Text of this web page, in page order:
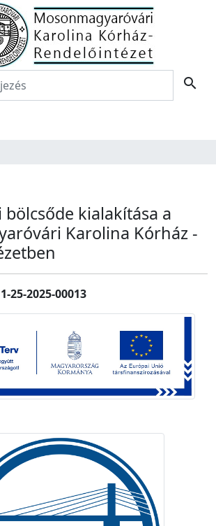
search
kialakítása a
Karolina Kórház -
25-2025-00013